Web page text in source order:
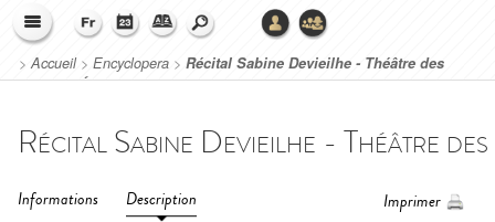
>Accueil> Encyclopera > Récital Sabine Devieilhe - Théâtre des
Champs-Élysées (2020)
Informations Description Imprimer